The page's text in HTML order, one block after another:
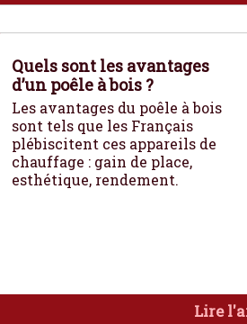
Quels sont les avantages
d’un poêle à bois ?
Les avantages du poêle à bois
sont tels que les Français
plébiscitent ces appareils de
chauffage : gain de place,
esthétique, rendement.
Lire